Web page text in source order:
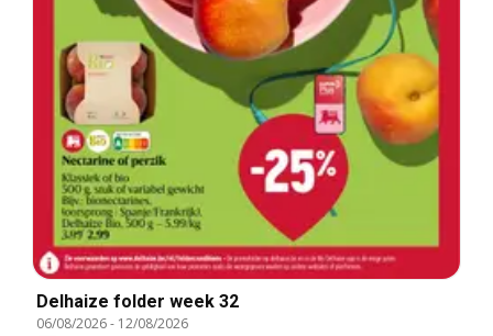
Delhaize folder week 32
06/08/2026- 12/08/2026